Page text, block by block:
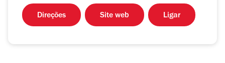
Direções Site web Ligar